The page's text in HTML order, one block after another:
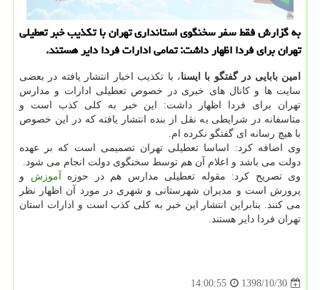
به گزارش فقط سفر سخنگوی استانداری تهران با تكذیب خبر تعطیلی
تهران برای فردا اظهار داشت: تمامی ادارات فردا دایر هستند.
امین بابایی در گفتگو با ایسنا، با تكذیب اخبار انتشار یافته در بعضی
سایت ها و كانال های خبری در خصوص تعطیلی ادارات و مدارس
تهران برای فردا اظهار داشت: این خبر به كلی كذب است و
متاسفانه در شرایطی به نقل از بنده انتشار یافته كه در این خصوص
با هیچ رسانه ای گفتگو نكرده ام.
وی اضافه كرد: اساسا تعطیلی تهران تصمیمی است كه بر عهده
دولت می باشد و اعلام آن هم توسط سخنگوی دولت انجام می شود.
وی تصریح كرد: مقوله تعطیلی مدارس هم در حوزه آموزش و
پرورش است و مدیران شهرستانی و شهری در مورد آن اظهار نظر
می كنند. بنابراین انتشار این خبر به كلی كذب است و ادارات استان
تهران فردا دایر هستند.
1398/10/30
14:00:55